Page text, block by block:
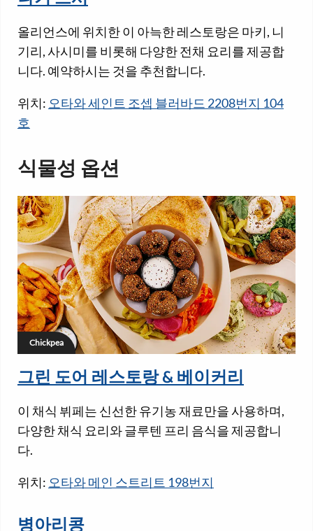
올리언스에 위치한 이 아늑한 레스토랑은 마키, 니
기리, 사시미를 비롯해 다양한 전채 요리를 제공합
니다. 예약하시는 것을 추천합니다.
위치: 오타와 세인트 조셉 블러바드 2208번지 104
호
식물성 옵션
Chickpea
그린 도어 레스토랑 & 베이커리
이 채식 뷔페는 신선한 유기농 재료만을 사용하며,
다양한 채식 요리와 글루텐 프리 음식을 제공합니
다.
위치: 오타와 메인 스트리트 198번지
병아리콩